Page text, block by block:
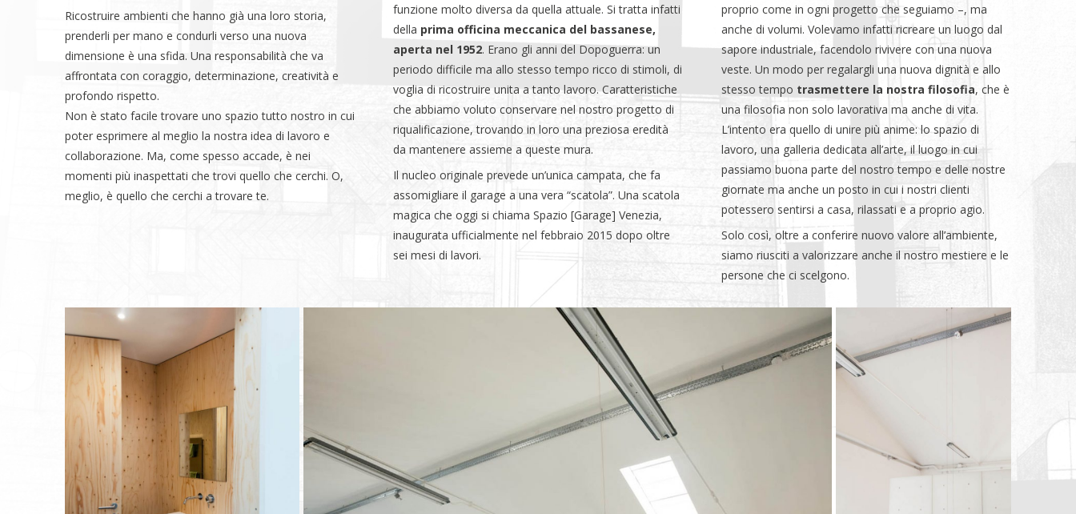
Ricostruire ambienti che hanno già una loro storia,
prenderli per mano e condurli verso una nuova
dimensione è una sfida. Una responsabilità che va
affrontata con coraggio, determinazione, creatività e
profondo rispetto.
Non è stato facile trovare uno spazio tutto nostro in cui
poter esprimere al meglio la nostra idea di lavoro e
collaborazione. Ma, come spesso accade, è nei
momenti più inaspettati che trovi quello che cerchi. O,
meglio, è quello che cerchi a trovare te.
funzione molto diversa da quella attuale. Si tratta infatti
della prima officina meccanica del bassanese,
aperta nel 1952. Erano gli anni del Dopoguerra: un
periodo difficile ma allo stesso tempo ricco di stimoli, di
voglia di ricostruire unita a tanto lavoro. Caratteristiche
che abbiamo voluto conservare nel nostro progetto di
riqualificazione, trovando in loro una preziosa eredità
da mantenere assieme a queste mura.
Il nucleo originale prevede un’unica campata, che fa
assomigliare il garage a una vera “scatola”. Una scatola
magica che oggi si chiama Spazio [Garage] Venezia,
inaugurata ufficialmente nel febbraio 2015 dopo oltre
sei mesi di lavori.
proprio come in ogni progetto che seguiamo –, ma
anche di volumi. Volevamo infatti ricreare un luogo dal
sapore industriale, facendolo rivivere con una nuova
veste. Un modo per regalargli una nuova dignità e allo
stesso tempo trasmettere la nostra filosofia, che è
una filosofia non solo lavorativa ma anche di vita.
L’intento era quello di unire più anime: lo spazio di
lavoro, una galleria dedicata all’arte, il luogo in cui
passiamo buona parte del nostro tempo e delle nostre
giornate ma anche un posto in cui i nostri clienti
potessero sentirsi a casa, rilassati e a proprio agio.
Solo così, oltre a conferire nuovo valore all’ambiente,
siamo riusciti a valorizzare anche il nostro mestiere e le
persone che ci scelgono.